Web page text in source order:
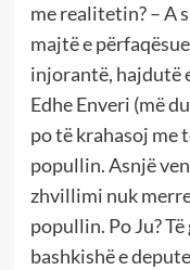
me realitetin? – A
majtë e
injorantë, hajdutë
Edhe Enveri (më
po të krahasoj me
popullin. Asnjë
zhvillimi nuk
popullin. Po Ju?
bashkishë e